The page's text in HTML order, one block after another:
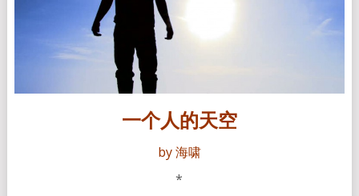
一个人的天空
by 海啸
*